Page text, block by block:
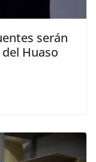
serán
Huaso